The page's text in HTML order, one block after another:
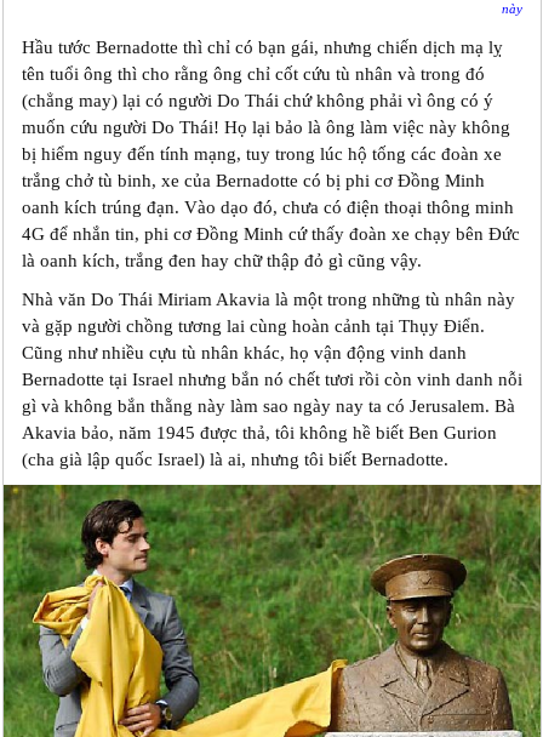
này
Hầu tước Bernadotte thì chỉ có bạn gái, nhưng chiến dịch mạ lỵ
tên tuổi ông thì cho rằng ông chỉ cốt cứu tù nhân và trong đó
(chẳng may) lại có người Do Thái chứ không phải vì ông có ý
muốn cứu người Do Thái! Họ lại bảo là ông làm việc này không
bị hiểm nguy đến tính mạng, tuy trong lúc hộ tống các đoàn xe
trắng chở tù binh, xe của Bernadotte có bị phi cơ Đồng Minh
oanh kích trúng đạn. Vào dạo đó, chưa có điện thoại thông minh
4G để nhắn tin, phi cơ Đồng Minh cứ thấy đoàn xe chạy bên Đức
là oanh kích, trắng đen hay chữ thập đỏ gì cũng vậy.
Nhà văn Do Thái Miriam Akavia là một trong những tù nhân này
và gặp người chồng tương lai cùng hoàn cảnh tại Thụy Điển.
Cũng như nhiều cựu tù nhân khác, họ vận động vinh danh
Bernadotte tại Israel nhưng bắn nó chết tươi rồi còn vinh danh nỗi
gì và không bắn thằng này làm sao ngày nay ta có Jerusalem. Bà
Akavia bảo, năm 1945 được thả, tôi không hề biết Ben Gurion
(cha già lập quốc Israel) là ai, nhưng tôi biết Bernadotte.